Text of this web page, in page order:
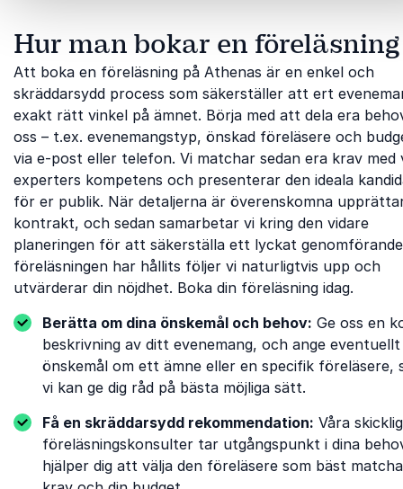
Hur man bokar en föreläsning
Att boka en föreläsning på Athenas är en enkel och
skräddarsydd process som säkerställer att ert
exakt rätt vinkel på ämnet. Börja med att dela era
oss ​​– t.ex. evenemangstyp, önskad föreläsere och
via e-post eller telefon. Vi matchar sedan era krav med
experters kompetens och presenterar den ideala
för er publik. När detaljerna är överenskomna
kontrakt, och sedan samarbetar vi kring den vidare
planeringen för att säkerställa ett lyckat
föreläsningen har hållits följer vi naturligtvis upp och
utvärderar din nöjdhet. Boka din föreläsning idag.
Berätta om dina önskemål och behov: Ge oss en
beskrivning av ditt evenemang, och ange eventuellt
önskemål om ett ämne eller en specifik föreläsere,
vi kan ge dig råd på bästa möjliga sätt.
Få en skräddarsydd rekommendation: Våra
föreläsningskonsulter tar utgångspunkt i dina
hjälper dig att välja den föreläsere som bäst